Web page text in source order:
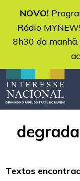
NOVO!
Rádio
8h30 da manhã.
Textos